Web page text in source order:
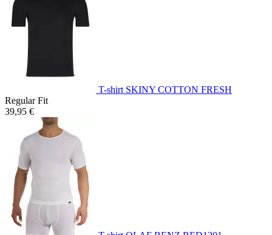
T-shirt SKINY COTTON FRESH
Regular Fit
39,95 €